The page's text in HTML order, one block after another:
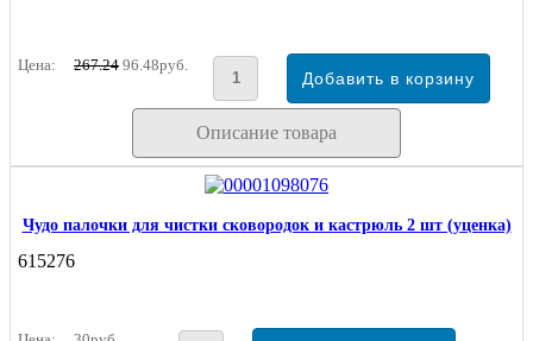
Цена: 267.24 96.48руб.
Описание товара
Чудо палочки для чистки сковородок и кастрюль 2 шт (уценка)
615276